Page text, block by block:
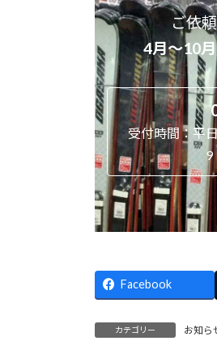
ご依
4月～10
受付時間：平
9
Facebook
カテゴリー お知ら